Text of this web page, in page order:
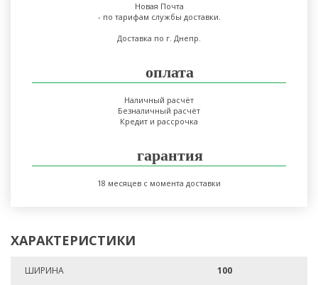
Новая Почта
- по тарифам службы доставки.
Доставка по г. Днепр.
оплата
Наличный расчёт
Безналичный расчёт
Кредит и рассрочка
гарантия
18 месяцев с момента доставки
ХАРАКТЕРИСТИКИ
ШИРИНА 100